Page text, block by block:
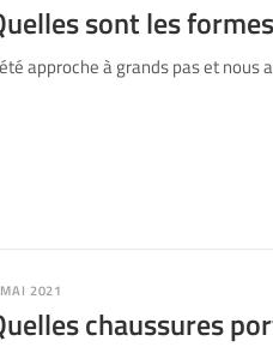
sont les
approche à grands pas et
2021
chaussures